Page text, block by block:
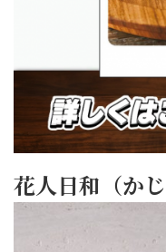
花人日和（か